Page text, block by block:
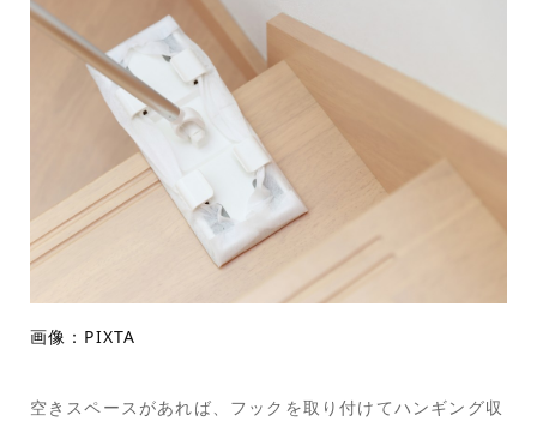
画像：PIXTA
空きスペースがあれば、フックを取り付けてハンギング収